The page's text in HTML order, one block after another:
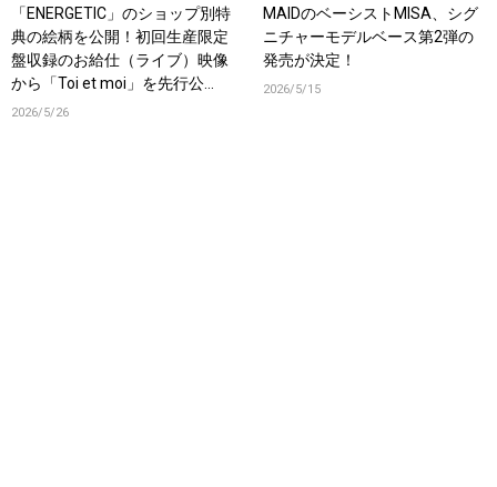
「ENERGETIC」のショップ別特
典の絵柄を公開！初回生産限定
盤収録のお給仕（ライブ）映像
から「Toi et moi」を先行公
開！
2026/5/26
MAIDのベーシストMISA、シグ
ニチャーモデルベース第2弾の
発売が決定！
2026/5/15